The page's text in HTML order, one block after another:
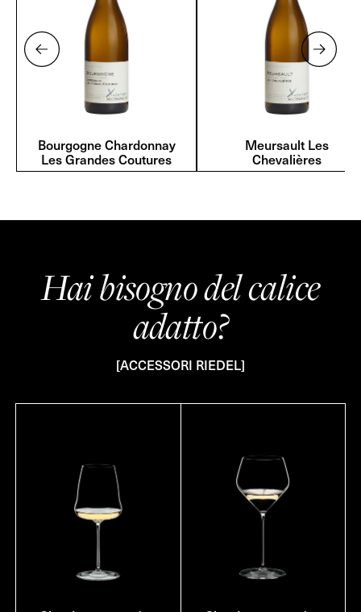
Bourgogne Chardonnay
Les Grandes Coutures
Meursault Les
Chevalières
Hai bisogno del calice
adatto?
[ACCESSORI RIEDEL]